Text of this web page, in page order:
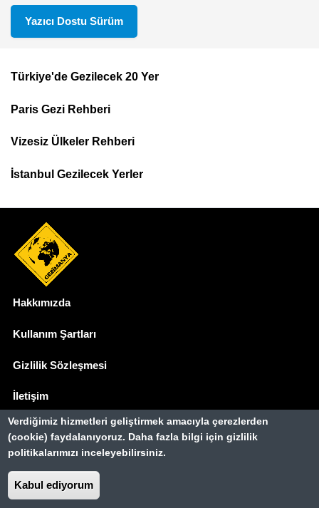
Yazıcı Dostu Sürüm
Top
Menu
Türkiye'de Gezilecek 20 Yer
Paris Gezi Rehberi
Vizesiz Ülkeler Rehberi
İstanbul Gezilecek Yerler
Hakkımızda
Kullanım Şartları
Gizlilik Sözleşmesi
İletişim
Basında Biz
Gezimanya Turizm, TÜRSAB'a kayıtlı bir
Verdiğimiz hizmetleri geliştirmek amacıyla çerezlerden
(cookie) faydalanıyoruz. Daha fazla bilgi için gizlilik
politikalarımızı inceleyebilirsiniz.
Kabul ediyorum